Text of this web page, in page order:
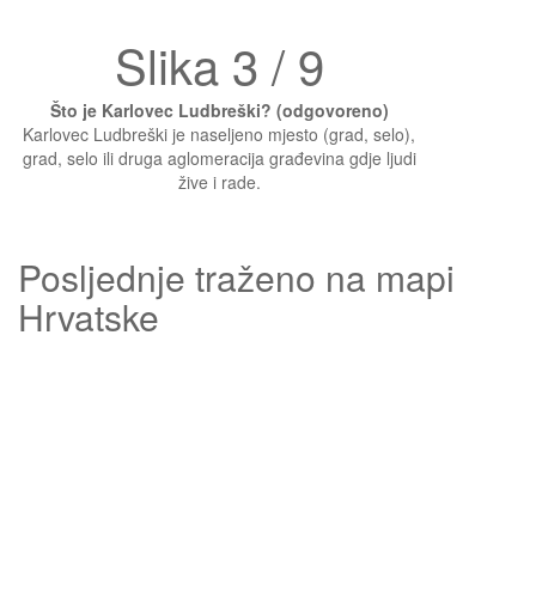
Slika 3 / 9
Što je Karlovec Ludbreški? (odgovoreno)
Karlovec Ludbreški je naseljeno mjesto (grad, selo),
grad, selo ili druga aglomeracija građevina gdje ljudi
žive i rade.
Posljednje traženo na mapi
Hrvatske